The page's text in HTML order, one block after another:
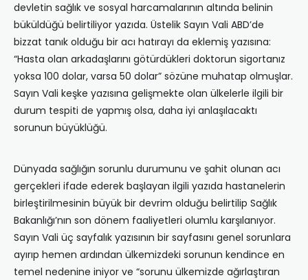
devletin sağlık ve sosyal harcamalarının altında belinin
büküldüğü belirtiliyor yazıda. Üstelik Sayın Vali ABD’de
bizzat tanık olduğu bir acı hatırayı da eklemiş yazısına:
“Hasta olan arkadaşlarını götürdükleri doktorun sigortanız
yoksa 100 dolar, varsa 50 dolar” sözüne muhatap olmuşlar.
Sayın Vali keşke yazısına gelişmekte olan ülkelerle ilgili bir
durum tespiti de yapmış olsa, daha iyi anlaşılacaktı
sorunun büyüklüğü.
Dünyada sağlığın sorunlu durumunu ve şahit olunan acı
gerçekleri ifade ederek başlayan ilgili yazıda hastanelerin
birleştirilmesinin büyük bir devrim olduğu belirtilip Sağlık
Bakanlığı’nın son dönem faaliyetleri olumlu karşılanıyor.
Sayın Vali üç sayfalık yazısının bir sayfasını genel sorunlara
ayırıp hemen ardından ülkemizdeki sorunun kendince en
temel nedenine iniyor ve “sorunu ülkemizde ağırlaştıran